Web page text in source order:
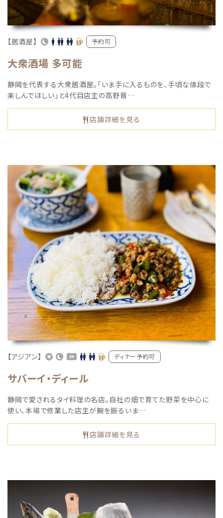
【居酒屋】 予約可
大衆酒場 多可能
静岡を代表する大衆居酒屋。「いま手に入るものを、手頃な値段で
楽しんでほしい」と4代目店主の高野晋…
店舗詳細を見る
【アジアン】 ディナー予約可
サバーイ・ディール
静岡で愛されるタイ料理の名店。自社の畑で育てた野菜を中心に
使い、本場で修業した店主が腕を振るいま…
店舗詳細を見る